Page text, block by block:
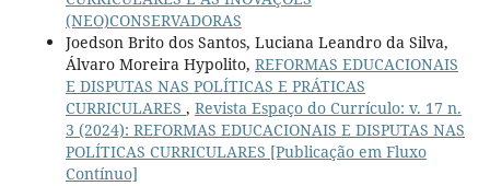
(NEO)CONSERVADORAS
Joedson Brito dos Santos, Luciana Leandro da Silva,
Álvaro Moreira Hypolito, REFORMAS EDUCACIONAIS
E DISPUTAS NAS POLÍTICAS E PRÁTICAS
CURRICULARES , Revista Espaço do Currículo: v. 17 n.
3 (2024): REFORMAS EDUCACIONAIS E DISPUTAS NAS
POLÍTICAS CURRICULARES [Publicação em Fluxo
Contínuo]